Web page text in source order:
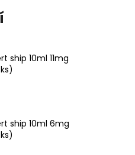
ship 10ml 11mg
ship 10ml 6mg